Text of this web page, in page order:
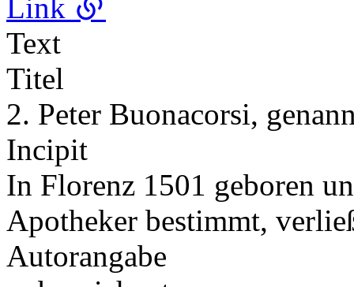
Link
Text
Titel
2. Peter Buonacorsi,
Incipit
In Florenz 1501 geboren
Apotheker bestimmt,
Autorangabe